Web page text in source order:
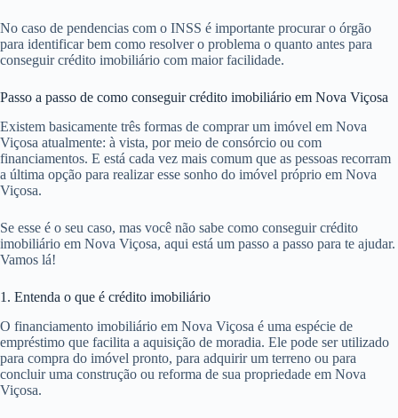
No caso de pendencias com o INSS é importante procurar o órgão
para identificar bem como resolver o problema o quanto antes para
conseguir crédito imobiliário com maior facilidade.
Passo a passo de como conseguir crédito imobiliário em Nova Viçosa
Existem basicamente três formas de comprar um imóvel em Nova
Viçosa atualmente: à vista, por meio de consórcio ou com
financiamentos. E está cada vez mais comum que as pessoas recorram
a última opção para realizar esse sonho do imóvel próprio em Nova
Viçosa.
Se esse é o seu caso, mas você não sabe como conseguir crédito
imobiliário em Nova Viçosa, aqui está um passo a passo para te ajudar.
Vamos lá!
1. Entenda o que é crédito imobiliário
O financiamento imobiliário em Nova Viçosa é uma espécie de
empréstimo que facilita a aquisição de moradia. Ele pode ser utilizado
para compra do imóvel pronto, para adquirir um terreno ou para
concluir uma construção ou reforma de sua propriedade em Nova
Viçosa.